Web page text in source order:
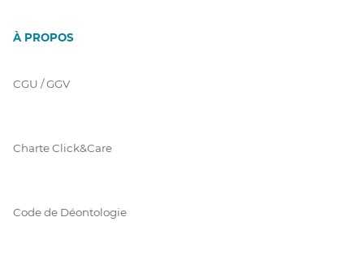
À PROPOS
CGU / GGV
Charte Click&Care
Code de Déontologie